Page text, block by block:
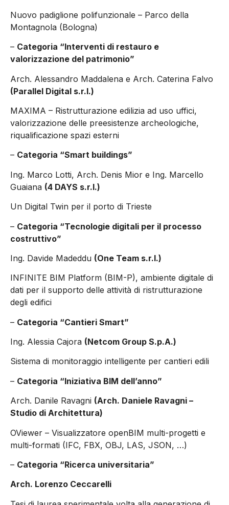
Nuovo padiglione polifunzionale – Parco della
Montagnola (Bologna)
– Categoria “Interventi di restauro e
valorizzazione del patrimonio”
Arch. Alessandro Maddalena e Arch. Caterina Falvo
(Parallel Digital s.r.l.)
MAXIMA – Ristrutturazione edilizia ad uso uffici,
valorizzazione delle preesistenze archeologiche,
riqualificazione spazi esterni
– Categoria “Smart buildings”
Ing. Marco Lotti, Arch. Denis Mior e Ing. Marcello
Guaiana (4 DAYS s.r.l.)
Un Digital Twin per il porto di Trieste
– Categoria “Tecnologie digitali per il processo
costruttivo”
Ing. Davide Madeddu (One Team s.r.l.)
INFINITE BIM Platform (BIM-P), ambiente digitale di
dati per il supporto delle attività di ristrutturazione
degli edifici
– Categoria “Cantieri Smart”
Ing. Alessia Cajora (Netcom Group S.p.A.)
Sistema di monitoraggio intelligente per cantieri edili
– Categoria “Iniziativa BIM dell’anno”
Arch. Danile Ravagni (Arch. Daniele Ravagni –
Studio di Architettura)
OViewer – Visualizzatore openBIM multi-progetti e
multi-formati (IFC, FBX, OBJ, LAS, JSON, …)
– Categoria “Ricerca universitaria”
Arch. Lorenzo Ceccarelli